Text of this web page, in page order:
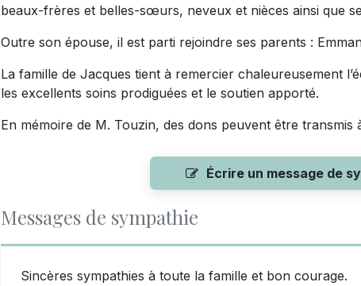
beaux-frères et belles-sœurs, neveux et nièces ainsi que
Outre son épouse, il est parti rejoindre ses parents :
La famille de Jacques tient à remercier chaleureusement
les excellents soins prodiguées et le soutien apporté.
En mémoire de M. Touzin, des dons peuvent être transmis
Écrire un message de
Messages de sympathie
Sincères sympathies à toute la famille et bon courage.